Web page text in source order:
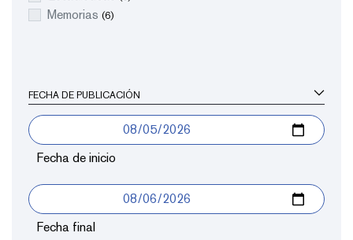
Memorias (6)
FECHA DE PUBLICACIÓN
Fecha de inicio
Fecha final